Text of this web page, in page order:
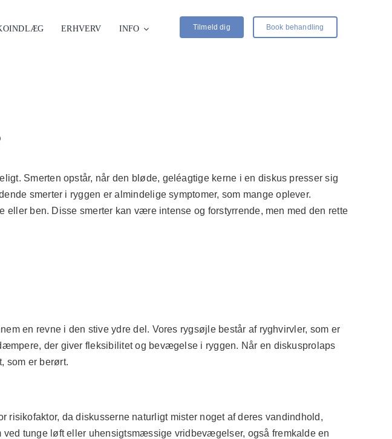
ERHVERV INFO Tilmeld dig Book behandling
Smerten opstår, når den bløde, geléagtige kerne i en diskus presser sig
smerter i ryggen er almindelige symptomer, som mange oplever.
ben. Disse smerter kan være intense og forstyrrende, men med den rette
en revne i den stive ydre del. Vores rygsøjle består af ryghvirvler, som er
der giver fleksibilitet og bevægelse i ryggen. Når en diskusprolaps
som er berørt.
risikofaktor, da diskusserne naturligt mister noget af deres vandindhold,
tunge løft eller uhensigtsmæssige vridbevægelser, også fremkalde en